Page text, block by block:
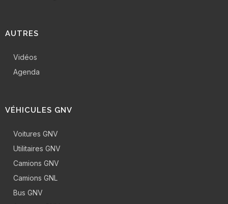
AUTRES
Vidéos
Agenda
VÉHICULES GNV
Voitures GNV
Utilitaires GNV
Camions GNV
Camions GNL
Bus GNV